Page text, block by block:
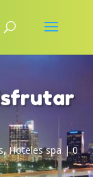
,Hoteles spa|0